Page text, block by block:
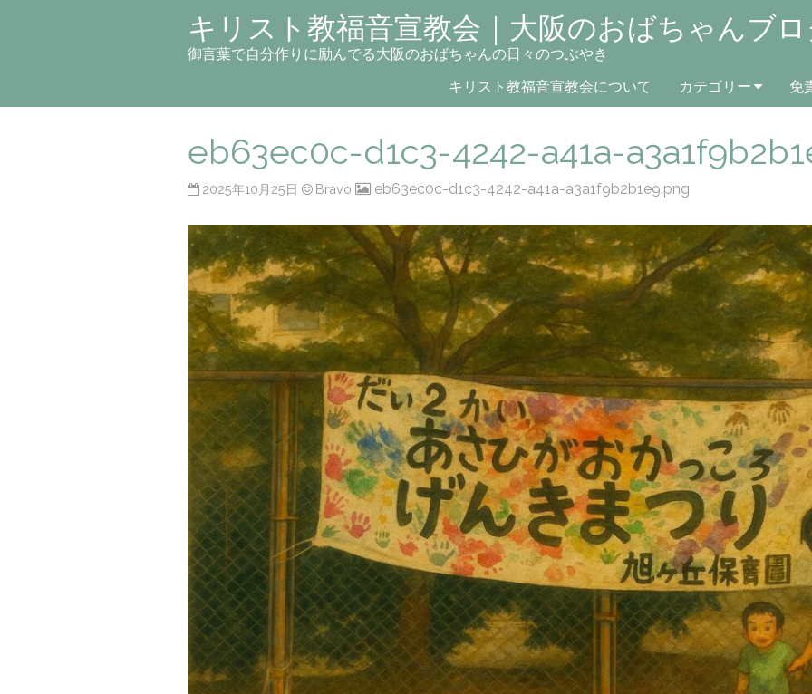
キリスト教福音宣教会｜大阪のおばちゃんブ
御言葉で自分作りに励んでる大阪のおばちゃんの日々のつぶやき
キリスト教福音宣教会について
カテゴリー 免
eb63ec0c-d1c3-4242-a41a-
2025年10月25日 Bravo eb63ec0c-d1c3-4242-a41a-a3a1f9b2b1e9.png